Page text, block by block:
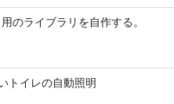
のライブラリを自作する。
トイレの自動照明